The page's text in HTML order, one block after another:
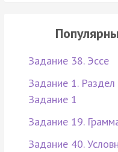
Задание 38. Эссе
Задание 1. Раздел
Задание 1
Задание 19.
Задание 40.